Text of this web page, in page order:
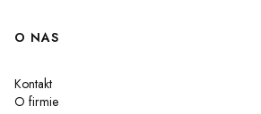
Linki w stopce
O NAS
Kontakt
O firmie